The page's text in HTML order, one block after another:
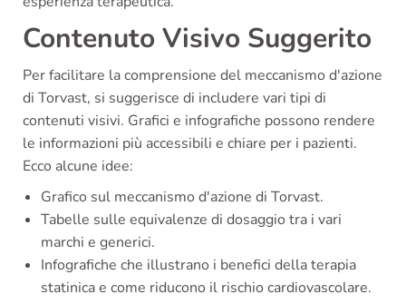
Contenuto Visivo Suggerito
Per facilitare la comprensione del meccanismo d'azione
di Torvast, si suggerisce di includere vari tipi di
contenuti visivi. Grafici e infografiche possono rendere
le informazioni più accessibili e chiare per i pazienti.
Ecco alcune idee:
Grafico sul meccanismo d'azione di Torvast.
Tabelle sulle equivalenze di dosaggio tra i vari
marchi e generici.
Infografiche che illustrano i benefici della terapia
statinica e come riducono il rischio cardiovascolare.